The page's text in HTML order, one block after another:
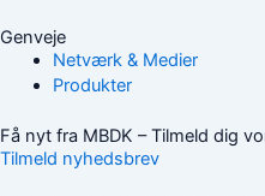
Genveje
Netværk & Medier
Produkter
Få nyt fra MBDK – Tilmeld dig
Tilmeld nyhedsbrev